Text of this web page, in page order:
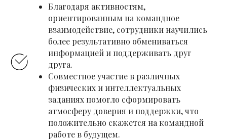
Благодаря активностям,
ориентированным на командное
взаимодействие, сотрудники научились
более результативно обмениваться
информацией и поддерживать друг
друга.
Совместное участие в различных
физических и интеллектуальных
заданиях помогло сформировать
атмосферу доверия и поддержки, что
положительно скажется на командной
работе в будущем.